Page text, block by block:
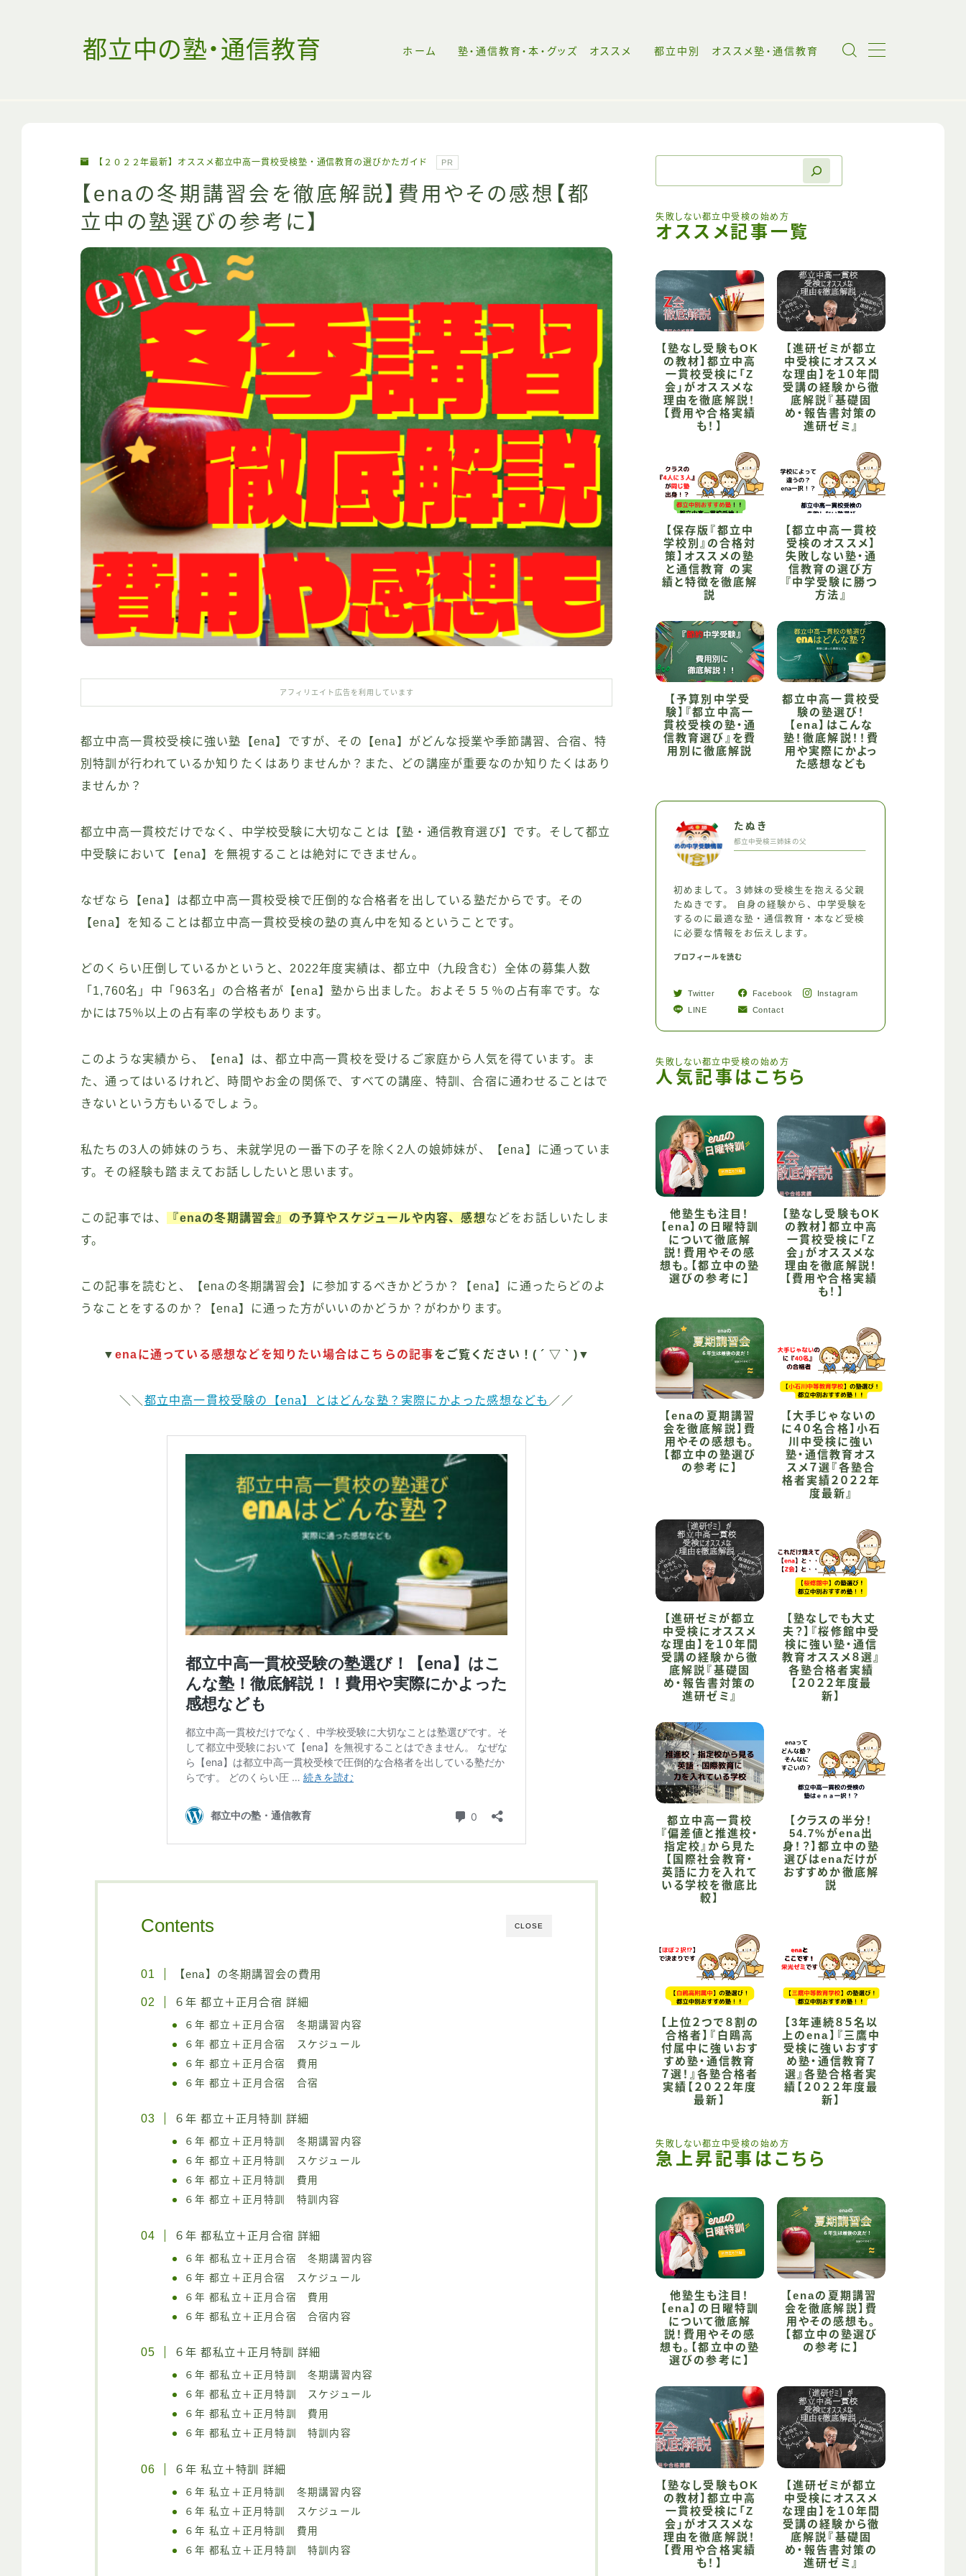
都立中の塾・通信教育 ホーム 塾・通信教育・本・グッズ オススメ 都立中別 オススメ塾・通信教育
塾・通信教育の選び方
【失敗しない都立中受験の始め方】中受未
経験者にもオススメの塾・通信教育・グッ
ズを完全解説
絶対に後悔してはいけない！！！都立中高一
貫校受検の歩き方
【２０２２年最新】オススメ都立中高一貫校受検塾・通信教育の選びかたガイド PR
【enaの冬期講習会を徹底解説】費用やその感想【都
立中の塾選びの参考に】
アフィリエイト広告を利用しています
都立中高一貫校受検に強い塾【ena】ですが、その【ena】がどんな授業や季節講習、合宿、特
別特訓が行われているか知りたくはありませんか？また、どの講座が重要なのか知りたくはあり
ませんか？
都立中高一貫校だけでなく、中学校受験に大切なことは【塾・通信教育選び】です。そして都立
中受験において【ena】を無視することは絶対にできません。
なぜなら【ena】は都立中高一貫校受検で圧倒的な合格者を出している塾だからです。その
【ena】を知ることは都立中高一貫校受検の塾の真ん中を知るということです。
どのくらい圧倒しているかというと、2022年度実績は、都立中（九段含む）全体の募集人数
「1,760名」中「963名」の合格者が【ena】塾から出ました。およそ５５％の占有率です。な
かには75％以上の占有率の学校もあります。
このような実績から、【ena】は、都立中高一貫校を受けるご家庭から人気を得ています。ま
た、通ってはいるけれど、時間やお金の関係で、すべての講座、特訓、合宿に通わせることはで
きないという方もいるでしょう。
私たちの3人の姉妹のうち、未就学児の一番下の子を除く2人の娘姉妹が、【ena】に通っていま
す。その経験も踏まえてお話ししたいと思います。
この記事では、 『enaの冬期講習会』の予算やスケジュールや内容、感想などをお話しいたしま
す。
この記事を読むと、【enaの冬期講習会】に参加するべきかどうか？【ena】に通ったらどのよ
うなことをするのか？【ena】に通った方がいいのかどうか？がわかります。
▼enaに通っている感想などを知りたい場合はこちらの記事をご覧ください！( ´ ▽ ` )▼
＼＼ 都立中高一貫校受験の【ena】とはどんな塾？実際にかよった感想なども ／／
CLOSE
Contents
【ena】の冬期講習会の費用
６年 都立＋正月合宿 詳細
６年 都立＋正月合宿 冬期講習内容
６年 都立＋正月合宿 スケジュール
６年 都立＋正月合宿 費用
６年 都立＋正月合宿 合宿
６年 都立＋正月特訓 詳細
６年 都立＋正月特訓 冬期講習内容
６年 都立＋正月特訓 スケジュール
６年 都立＋正月特訓 費用
６年 都立＋正月特訓 特訓内容
６年 都私立＋正月合宿 詳細
６年 都私立＋正月合宿 冬期講習内容
６年 都立＋正月合宿 スケジュール
６年 都私立＋正月合宿 費用
６年 都私立＋正月合宿 合宿内容
６年 都私立＋正月特訓 詳細
６年 都私立＋正月特訓 冬期講習内容
６年 都私立＋正月特訓 スケジュール
６年 都私立＋正月特訓 費用
６年 都私立＋正月特訓 特訓内容
６年 私立＋特訓 詳細
６年 私立＋正月特訓 冬期講習内容
６年 私立＋正月特訓 スケジュール
６年 私立＋正月特訓 費用
６年 都私立＋正月特訓 特訓内容
失敗しない都立中受検の始め方
オススメ記事一覧
【塾なし受験もOK
の教材】都立中高
一貫校受検に「Z
会」がオススメな
理由を徹底解説！
【費用や合格実績
も！】
【進研ゼミが都立
中受検にオススメ
な理由】を１０年間
受講の経験から徹
底解説『基礎固
め・報告書対策の
進研ゼミ』
【保存版『都立中
学校別』の合格対
策】オススメの塾
と通信教育 の実
績と特徴を徹底解
説
【都立中高一貫校
受検のオススメ】
失敗しない塾・通
信教育の選び方
『中学受験に勝つ
方法』
【予算別中学受
験】『都立中高一
貫校受検の塾・通
信教育選び』を費
用別に徹底解説
都立中高一貫校受
験の塾選び！
【ena】はこんな
塾！徹底解説！！費
用や実際にかよっ
た感想なども
たぬき
都立中受検三姉妹の父
初めまして。３姉妹の受検生を抱える父親
たぬきです。 自身の経験から、中学受験を
するのに最適な塾・通信教育・本など受検
に必要な情報をお伝えします。
プロフィールを読む
Twitter Facebook
Instagram
LINE
Contact
失敗しない都立中受検の始め方
人気記事はこちら
他塾生も注目！
【ena】の日曜特訓
について徹底解
説！費用やその感
想も。【都立中の塾
選びの参考に】
【塾なし受験もOK
の教材】都立中高
一貫校受検に「Z
会」がオススメな
理由を徹底解説！
【費用や合格実績
も！】
【enaの夏期講習
会を徹底解説】費
用やその感想も。
【都立中の塾選び
の参考に】
【大手じゃないの
に４０名合格】小石
川中受検に強い
塾・通信教育オス
スメ７選『各塾合
格者実績２０２２年
度最新』
【進研ゼミが都立
中受検にオススメ
な理由】を１０年間
受講の経験から徹
底解説『基礎固
め・報告書対策の
進研ゼミ』
【塾なしでも大丈
夫？】『桜修館中受
検に強い塾・通信
教育オススメ８選』
各塾合格者実績
【２０２２年度最
新】
都立中高一貫校
『偏差値と推進校・
指定校』から見た
【国際社会教育・
英語に力を入れて
いる学校を徹底比
較】
【クラスの半分！
54.7%がena出
身！？】都立中の塾
選びはenaだけが
おすすめか徹底解
説
【上位２つで８割の
合格者】『白鴎高
付属中に強いおす
すめ塾・通信教育
７選！』各塾合格者
実績【２０２２年度
最新】
【3年連続８５名以
上のena】『三鷹中
受検に強いおすす
め塾・通信教育７
選』各塾合格者実
績【２０２２年度最
新】
失敗しない都立中受検の始め方
急上昇記事はこちら
他塾生も注目！
【ena】の日曜特訓
について徹底解
説！費用やその感
想も。【都立中の塾
選びの参考に】
【enaの夏期講習
会を徹底解説】費
用やその感想も。
【都立中の塾選び
の参考に】
【塾なし受験もOK
の教材】都立中高
一貫校受検に「Z
会」がオススメな
理由を徹底解説！
【費用や合格実績
も！】
【進研ゼミが都立
中受検にオススメ
な理由】を１０年間
受講の経験から徹
底解説『基礎固
め・報告書対策の
進研ゼミ』